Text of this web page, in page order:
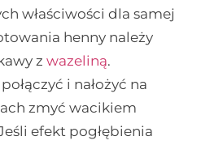
właściwości dla samej
henny należy
zwazeliną.
i nałożyć na
zmyć wacikiem
efekt pogłębienia